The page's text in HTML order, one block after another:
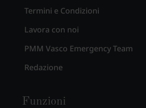
Termini e Condizioni
Lavora con noi
PMM Vasco Emergency Team
Redazione
Funzioni